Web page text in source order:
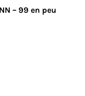
– 99 en peu